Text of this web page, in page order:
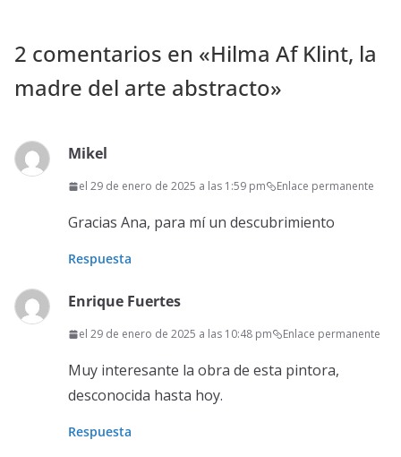
2 comentarios en «Hilma Af Klint, la
madre del arte abstracto»
Mikel
el 29 de enero de 2025 a las 1:59 pm Enlace permanente
Gracias Ana, para mí un descubrimiento
Respuesta
Enrique Fuertes
el 29 de enero de 2025 a las 10:48 pm Enlace permanente
Muy interesante la obra de esta pintora,
desconocida hasta hoy.
Respuesta